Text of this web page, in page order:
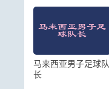
马来西亚男子足球队
长